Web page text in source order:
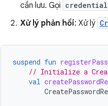
cần lưu. Gọi
Xử lý phản hồi: Xử lý
suspend fun
// Initialize a
val